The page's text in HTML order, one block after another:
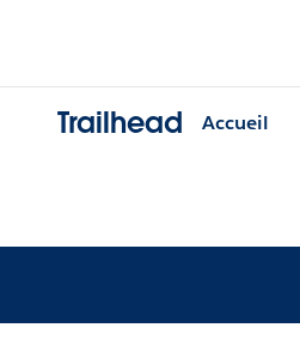
Trailhead Accueil